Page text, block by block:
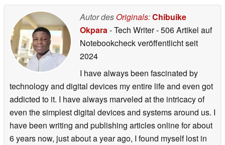
Autor des Originals:Chibuike
Okpara- Tech Writer- 506 Artikel auf
Notebookcheck veröffentlichtseit
2024
I have always been fascinated by
technology and digital devices my entire life and even got
addicted to it. I have always marveled at the intricacy of
even the simplest digital devices and systems around us. I
have been writing and publishing articles online for about
6 years now, just about a year ago, I found myself lost in